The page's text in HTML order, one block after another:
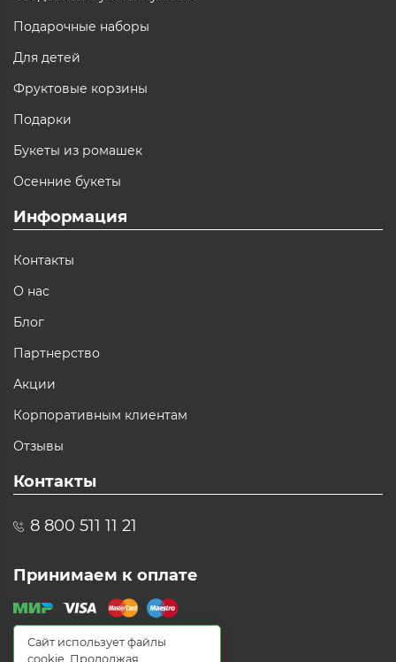
Подарочные наборы
Для детей
Фруктовые корзины
Подарки
Букеты из ромашек
Осенние букеты
Информация
Контакты
О нас
Блог
Партнерство
Акции
Корпоративным клиентам
Отзывы
Контакты
8 800 511 11 21
Принимаем к оплате
Сайт использует файлы
cookie. Продолжая